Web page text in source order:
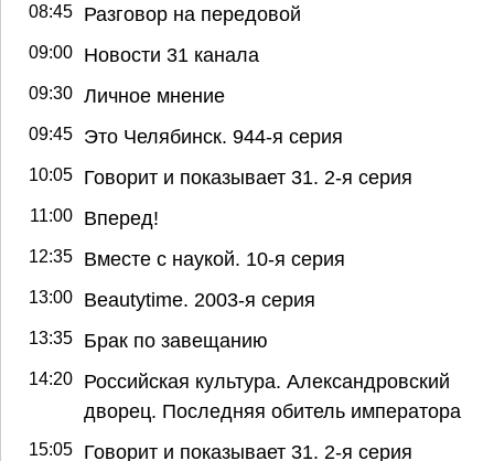
08:45 Разговор на передовой
09:00 Новости 31 канала
09:30 Личное мнение
09:45 Это Челябинск. 944-я серия
10:05 Говорит и показывает 31. 2-я серия
11:00 Вперед!
12:35 Вместе с наукой. 10-я серия
13:00 Beautytime. 2003-я серия
13:35 Брак по завещанию
14:20
Российская культура. Александровский
дворец. Последняя обитель императора
15:05 Говорит и показывает 31. 2-я серия